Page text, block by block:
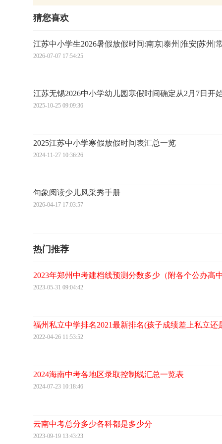
猜您喜欢
江苏中小学生2026暑假放假时间:南京|泰州|淮安|苏州|
2026-07-07 17:54:25
江苏无锡2026中小学幼儿园寒假时间确定从2月7日开
2025-10-25 09:09:36
2025江苏中小学寒假放假时间表汇总一览
2024-11-27 10:36:26
句象阅读少儿风采秀手册
2026-04-17 17:03:57
热门推荐
2023年郑州中考建档线预测分数多少（附各个公办高
2023-05-31 09:04:42
福州私立中学排名2021最新排名(孩子成绩差上私立还
2022-04-26 11:53:52
2024海南中考各地区录取控制线汇总一览表
2024-07-23 10:18:46
云南中考总分多少各科都是多少分
2023-09-19 13:43:23